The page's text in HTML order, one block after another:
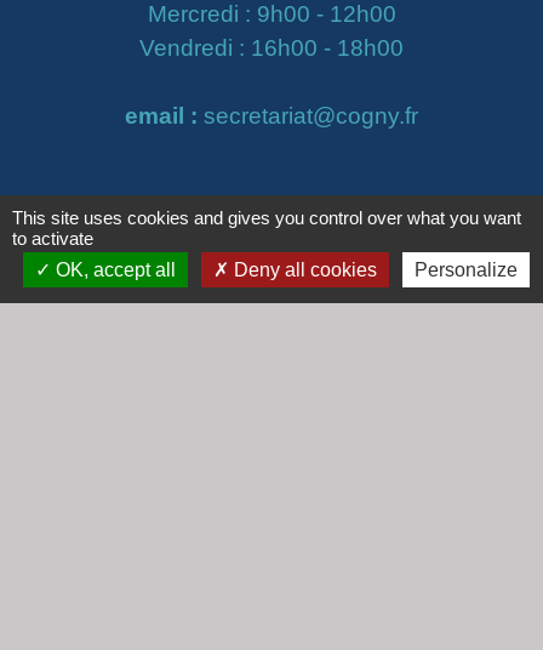
Mercredi : 9h00 - 12h00
Vendredi : 16h00 - 18h00
email : secretariat@cogny.fr
Liens
Communauté d'Agglomération Villefranche
Beaujolais Saône
This site uses cookies and gives you control over what you want
to activate
OK, accept all
Deny all cookies Personalize